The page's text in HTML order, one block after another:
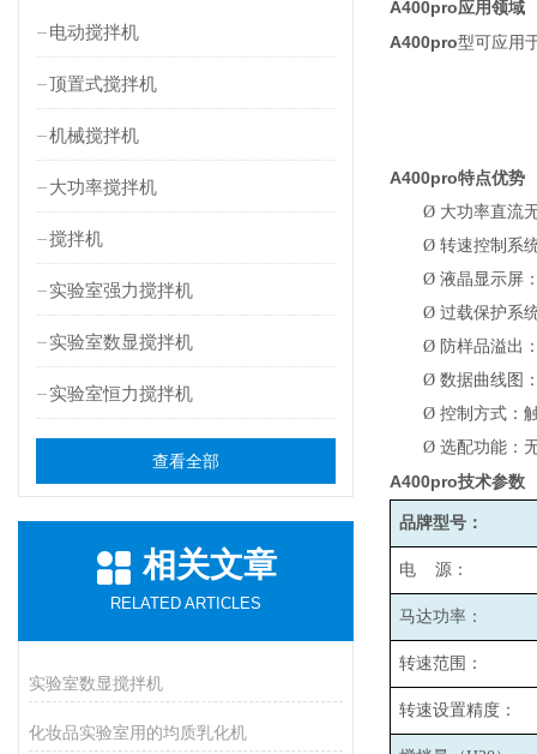
电动搅拌机
顶置式搅拌机
机械搅拌机
大功率搅拌机
搅拌机
实验室强力搅拌机
实验室数显搅拌机
实验室恒力搅拌机
查看全部
相关文章
RELATED ARTICLES
实验室数显搅拌机
化妆品实验室用的均质乳化机
A400pro应用领域
A400pro型可应用
A400pro特点优势
Ø 大功率直流
Ø 转速控制系
Ø 液晶显示屏
Ø 过载保护系
Ø 防样品溢出
Ø 数据曲线图
Ø 控制方式：
Ø 选配功能：
A400pro技术参数
品牌型号：
电 源：
马达功率：
转速范围：
转速设置精度：